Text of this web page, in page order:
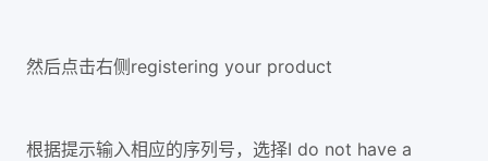
然后点击右侧registering your product
根据提示输入相应的序列号，选择I do not have a